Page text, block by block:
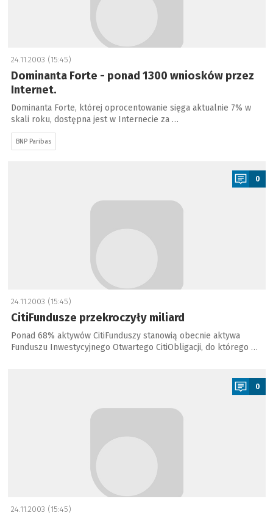
24.11.2003 (15:45)
Dominanta Forte - ponad 1300 wniosków przez
Internet.
Dominanta Forte, której oprocentowanie sięga aktualnie 7% w
skali roku, dostępna jest w Internecie za …
BNP Paribas
0
24.11.2003 (15:45)
CitiFundusze przekroczyły miliard
Ponad 68% aktywów CitiFunduszy stanowią obecnie aktywa
Funduszu Inwestycyjnego Otwartego CitiObligacji, do którego …
0
24.11.2003 (15:45)